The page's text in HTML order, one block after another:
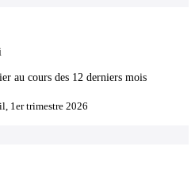
au cours des 12 derniers mois
1er trimestre 2026